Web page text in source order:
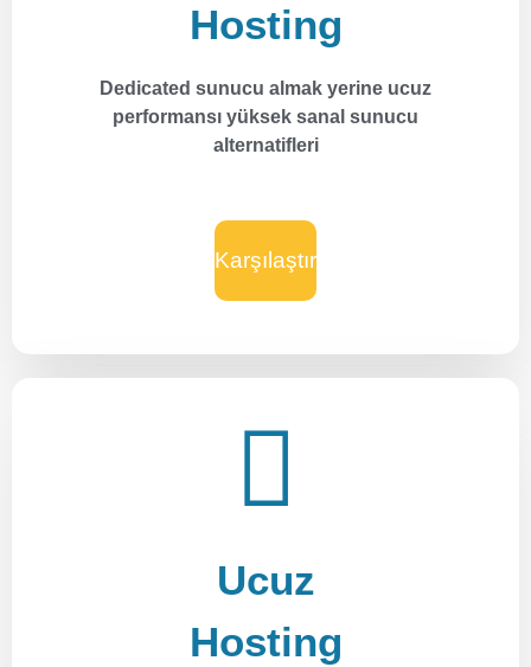
Hosting
Dedicated sunucu almak yerine ucuz
performansı yüksek sanal sunucu
alternatifleri
Karşılaştır
Ucuz
Hosting